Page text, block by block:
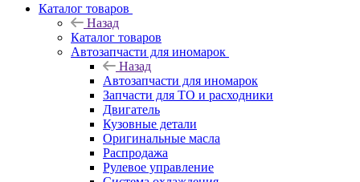
Каталог товаров
Назад
Каталог товаров
Автозапчасти для иномарок
Назад
Автозапчасти для иномарок
Запчасти для ТО и расходники
Двигатель
Кузовные детали
Оригинальные масла
Распродажа
Рулевое управление